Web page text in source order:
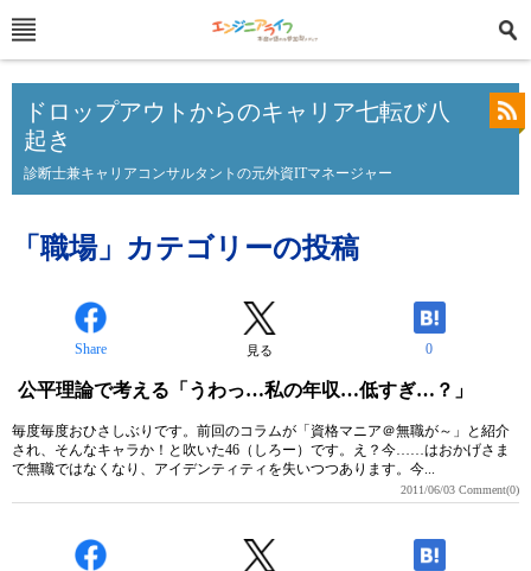
ドロップアウトからのキャリア七転び八
起き
診断士兼キャリアコンサルタントの元外資ITマネージャー
「職場」カテゴリーの投稿
Share 見る 0
公平理論で考える「うわっ…私の年収…低すぎ…？」
毎度毎度おひさしぶりです。前回のコラムが「資格マニア＠無職が～」と紹介
され、そんなキャラか！と吹いた46（しろー）です。え？今……はおかげさま
で無職ではなくなり、アイデンティティを失いつつあります。今...
2011/06/03 Comment(0)